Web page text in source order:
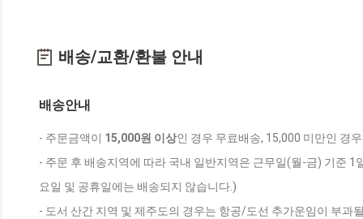
배송/교환/환불 안내
배송안내
- 주문금액이 15,000원 이상인 경우 무료배송, 15,000 미만인 경
- 주문 후 배송지역에 따라 국내 일반지역은 근무일(월-금) 기준
요일 및 공휴일에는 배송되지 않습니다.)
- 도서 산간 지역 및 제주도의 경우는 항공/도선 추가운임이 부과